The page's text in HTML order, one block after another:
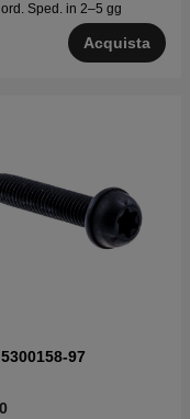
Sped. in 2–5 gg
Acquista
97